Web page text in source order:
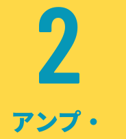
2
アンプ・